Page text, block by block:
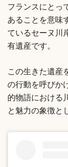
フランスにとっ
あることを意味
ているセーヌ川
有遺産です。
この生きた遺産
の行動を呼びか
的物語における
と魅力の象徴と